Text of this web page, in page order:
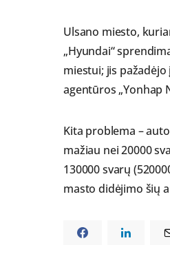
Ulsano miesto,
„Hyundai“
miestui; jis
agentūros „Yonhap
Kita problema –
mažiau nei 20000
130000 svarų
masto didėjimo šių